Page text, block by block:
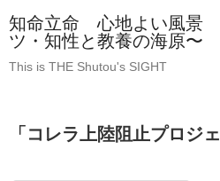
知命立命 心地よい風景
ツ・知性と教養の海原〜
This is THE Shutou's SIGHT
「 コレラ上陸阻止プロジ